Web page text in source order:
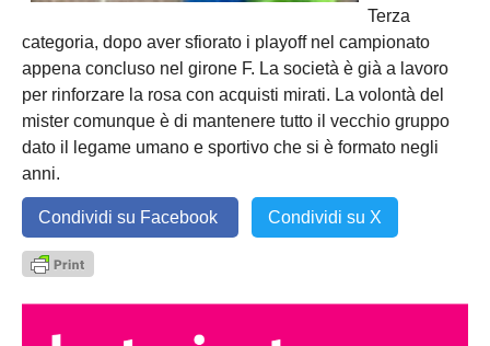
Terza
categoria, dopo aver sfiorato i playoff nel campionato
appena concluso nel girone F. La società è già a lavoro
per rinforzare la rosa con acquisti mirati. La volontà del
mister comunque è di mantenere tutto il vecchio gruppo
dato il legame umano e sportivo che si è formato negli
anni.
Condividi su Facebook Condividi su X